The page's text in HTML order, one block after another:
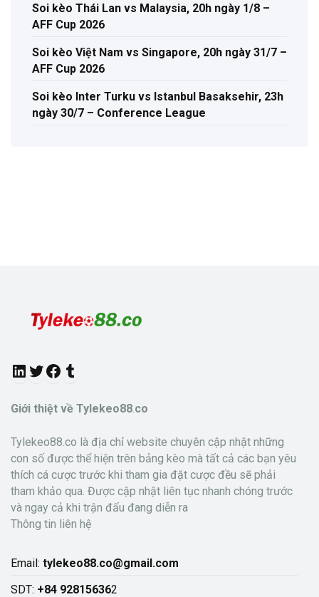
Soi kèo Thái Lan vs Malaysia, 20h ngày 1/8 –
AFF Cup 2026
Soi kèo Việt Nam vs Singapore, 20h ngày 31/7 –
AFF Cup 2026
Soi kèo Inter Turku vs Istanbul Basaksehir, 23h
ngày 30/7 – Conference League
L
i
k
e
d
I
T
w
t
t
e
r
F
a
e
b
o
o
T
u
b
l
r
Giới thiệt về Tylekeo88.co
Tylekeo88.co là địa chỉ website chuyên cập nhật những
con số được thể hiện trên bảng kèo mà tất cả các bạn yêu
thích cá cược trước khi tham gia đặt cược đều sẽ phải
tham khảo qua. Được cập nhật liên tục nhanh chóng trước
và ngay cả khi trận đấu đang diễn ra
Thông tin liên hệ
Email: tylekeo88.co@gmail.com
SDT: +84 928156362